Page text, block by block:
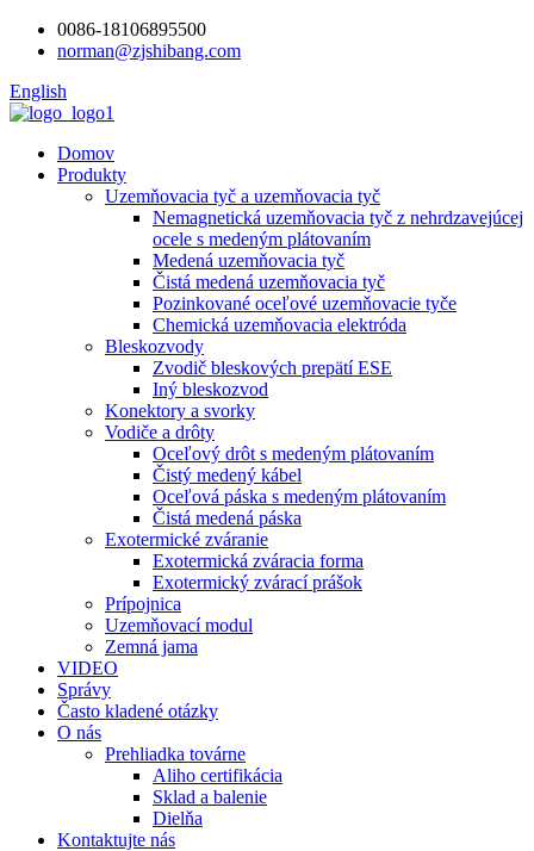
0086-18106895500
norman@zjshibang.com
English
Domov
Produkty
Uzemňovacia tyč a uzemňovacia tyč
Nemagnetická uzemňovacia tyč z nehrdzavejúcej
ocele s medeným plátovaním
Medená uzemňovacia tyč
Čistá medená uzemňovacia tyč
Pozinkované oceľové uzemňovacie tyče
Chemická uzemňovacia elektróda
Bleskozvody
Zvodič bleskových prepätí ESE
Iný bleskozvod
Konektory a svorky
Vodiče a drôty
Oceľový drôt s medeným plátovaním
Čistý medený kábel
Oceľová páska s medeným plátovaním
Čistá medená páska
Exotermické zváranie
Exotermická zváracia forma
Exotermický zvárací prášok
Prípojnica
Uzemňovací modul
Zemná jama
VIDEO
Správy
Často kladené otázky
O nás
Prehliadka továrne
Aliho certifikácia
Sklad a balenie
Dielňa
Kontaktujte nás